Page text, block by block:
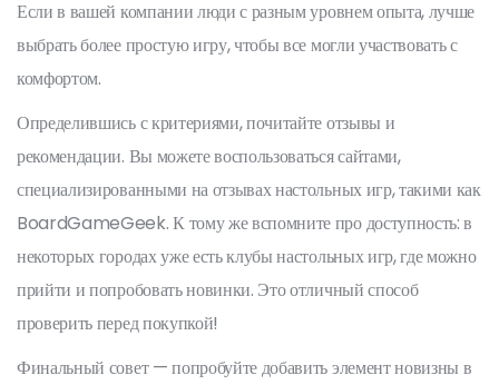
Если в вашей компании люди с разным уровнем опыта, лучше
выбрать более простую игру, чтобы все могли участвовать с
комфортом.
Определившись с критериями, почитайте отзывы и
рекомендации. Вы можете воспользоваться сайтами,
специализированными на отзывах настольных игр, такими как
BoardGameGeek. К тому же вспомните про доступность: в
некоторых городах уже есть клубы настольных игр, где можно
прийти и попробовать новинки. Это отличный способ
проверить перед покупкой!
Финальный совет — попробуйте добавить элемент новизны в